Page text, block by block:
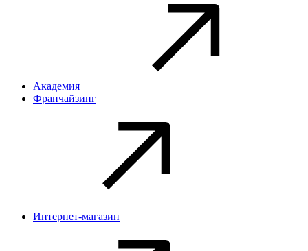
Академия
Франчайзинг
Интернет-магазин